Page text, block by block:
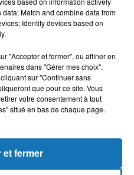
Gémeaux
Vierge
Match and combine data from
Identify devices based on
"Accepter et fermer", ou affiner en
dans "Gérer mes choix".
sur "Continuer sans
que pour ce site. Vous
votre consentement à tout
situé en bas de chaque page.
fermer